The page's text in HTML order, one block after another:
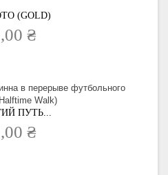
(GOLD)
₴
ПУТЬ...
₴